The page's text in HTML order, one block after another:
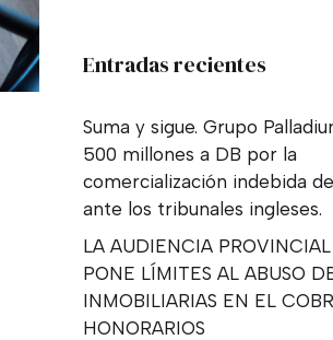
Entradas recientes
Suma y sigue. Grupo
500 millones a DB por la
comercialización indebida
ante los tribunales ingleses.
LA AUDIENCIA
PONE LÍMITES AL ABUSO
INMOBILIARIAS EN EL
HONORARIOS